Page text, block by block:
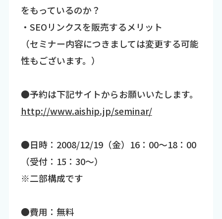
をもっているのか？
・SEOリンクスを販売するメリット
（セミナー内容につきましては変更する可能
性もございます。）
●予約は下記サイトからお願いいたします。
http://www.aiship.jp/seminar/
●日時：2008/12/19（金）16：00～18：00
（受付：15：30～）
※二部構成です
●費用：無料